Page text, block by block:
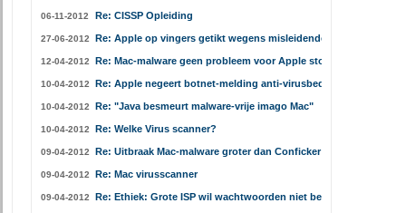
06-11-2012 Re: CISSP Opleiding
27-06-2012 Re: Apple op vingers getikt wegens misleidende reclame
12-04-2012 Re: Mac-malware geen probleem voor Apple store
10-04-2012 Re: Apple negeert botnet-melding anti-virusbedrijf
10-04-2012 Re: "Java besmeurt malware-vrije imago Mac"
10-04-2012 Re: Welke Virus scanner?
09-04-2012 Re: Uitbraak Mac-malware groter dan Conficker
09-04-2012 Re: Mac virusscanner
09-04-2012 Re: Ethiek: Grote ISP wil wachtwoorden niet beveiligen